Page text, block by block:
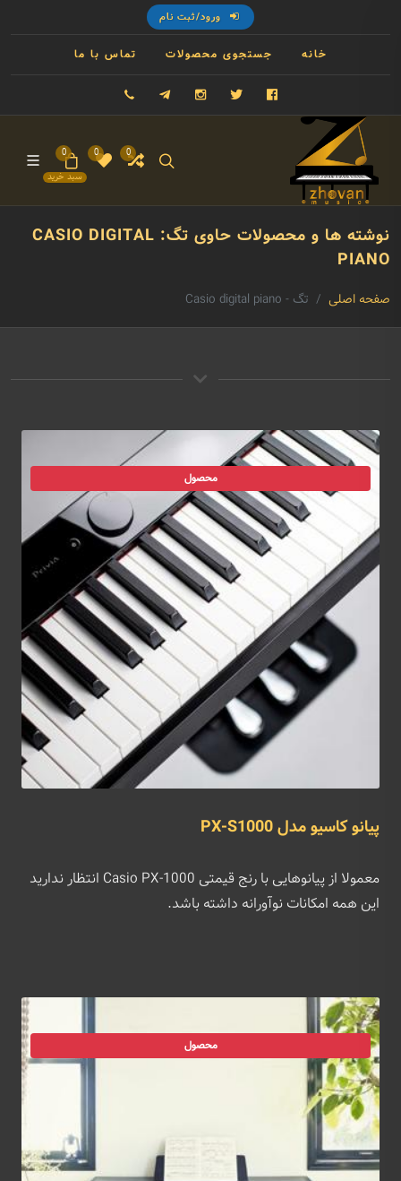
ورود/ثبت نام
خانه جستجوی محصولات تماس با ما
فیسبوک توییتر اینستاگرام تلگرام
0
0
سبد خرید
0
نوشته ها و محصولات حاوی تگ: CASIO DIGITAL
PIANO
صفحه اصلی تگ - Casio digital piano
محصول
پیانو کاسیو مدل PX-S1000
معمولا از پیانوهایی با رنج قیمتی Casio PX-1000 انتظار ندارید
این همه امکانات نوآورانه داشته باشد.
محصول